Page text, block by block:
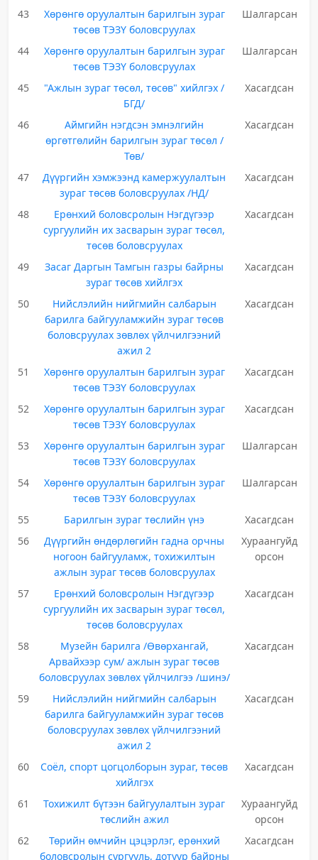
43
Хөрөнгө оруулалтын барилгын зураг
төсөв ТЭЗҮ боловсруулах
Шалгарсан
44
Хөрөнгө оруулалтын барилгын зураг
төсөв ТЭЗҮ боловсруулах
Шалгарсан
45
"Ажлын зураг төсөл, төсөв" хийлгэх /
БГД/
Хасагдсан
46
Аймгийн нэгдсэн эмнэлгийн
өргөтгөлийн барилгын зураг төсөл /
Төв/
Хасагдсан
47
Дүүргийн хэмжээнд камержуулалтын
зураг төсөв боловсруулах /НД/
Хасагдсан
48
Ерөнхий боловсролын Нэгдүгээр
сургуулийн их засварын зураг төсөл,
төсөв боловсруулах
Хасагдсан
49
Засаг Даргын Тамгын газры байрны
зураг төсөв хийлгэх
Хасагдсан
50
Нийслэлийн нийгмийн салбарын
барилга байгууламжийн зураг төсөв
боловсруулах зөвлөх үйлчилгээний
ажил 2
Хасагдсан
51
Хөрөнгө оруулалтын барилгын зураг
төсөв ТЭЗҮ боловсруулах
Хасагдсан
52
Хөрөнгө оруулалтын барилгын зураг
төсөв ТЭЗҮ боловсруулах
Хасагдсан
53
Хөрөнгө оруулалтын барилгын зураг
төсөв ТЭЗҮ боловсруулах
Шалгарсан
54
Хөрөнгө оруулалтын барилгын зураг
төсөв ТЭЗҮ боловсруулах
Шалгарсан
55 Барилгын зураг төслийн үнэ
Хасагдсан
56
Дүүргийн өндөрлөгийн гадна орчны
ногоон байгууламж, тохижилтын
ажлын зураг төсөв боловсруулах
Хураангуйд
орсон
57
Ерөнхий боловсролын Нэгдүгээр
сургуулийн их засварын зураг төсөл,
төсөв боловсруулах
Хасагдсан
58
Музейн барилга /Өвөрхангай,
Арвайхээр сум/ ажлын зураг төсөв
боловсруулах зөвлөх үйлчилгээ /шинэ/
Хасагдсан
59
Нийслэлийн нийгмийн салбарын
барилга байгууламжийн зураг төсөв
боловсруулах зөвлөх үйлчилгээний
ажил 2
Хасагдсан
60
Соёл, спорт цогцолборын зураг, төсөв
хийлгэх
Хасагдсан
61
Тохижилт бүтээн байгуулалтын зураг
төслийн ажил
Хураангуйд
орсон
62
Төрийн өмчийн цэцэрлэг, ерөнхий
боловсролын сургууль, дотуур байрны
Хасагдсан